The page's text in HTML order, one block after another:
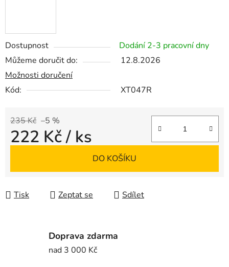
Dostupnost
Dodání 2-3 pracovní dny
Můžeme doručit do:
12.8.2026
Možnosti doručení
Kód:
XT047R
235 Kč –5 %
222 Kč/ ks
DO KOŠÍKU
Tisk Zeptat se Sdílet
Doprava zdarma
nad 3 000 Kč